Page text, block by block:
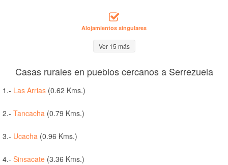
Alojamientos singulares
Ver 15 más
Casas rurales en pueblos cercanos a Serrezuela
1.- Las Arrias (0.62 Kms.)
2.- Tancacha (0.79 Kms.)
3.- Ucacha (0.96 Kms.)
4.- Sinsacate (3.36 Kms.)